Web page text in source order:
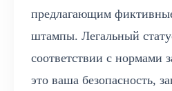
предлагающим
штампы. Легальный
соответствии с нормами
это ваша безопасность,